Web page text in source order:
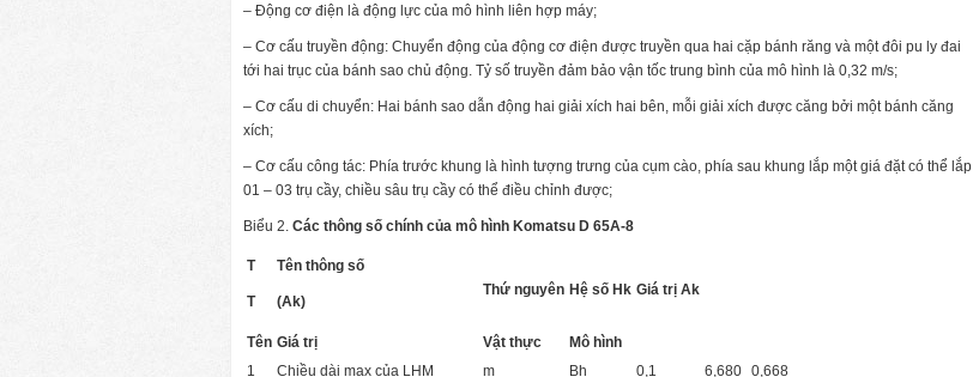
– Động cơ điện là động lực của mô hình liên hợp máy;
– Cơ cấu truyền động: Chuyển động của động cơ điện được truyền qua hai cặp bánh răng và một đôi pu ly đai
tới hai trục của bánh sao chủ động. Tỷ số truyền đảm bảo vận tốc trung bình của mô hình là 0,32 m/s;
– Cơ cấu di chuyển: Hai bánh sao dẫn động hai giải xích hai bên, mỗi giải xích được căng bởi một bánh căng
xích;
– Cơ cấu công tác: Phía trước khung là hình tượng trưng của cụm cào, phía sau khung lắp một giá đặt có thể lắp
01 – 03 trụ cầy, chiều sâu trụ cầy có thể điều chỉnh được;
Biểu 2. Các thông số chính của mô hình Komatsu D 65A-8
T
T
Tên thông số
(Ak)
Thứ nguyên Hệ số Hk Giá trị Ak
Tên Giá trị Vật thực
Mô hình
1
Chiều dài max của LHM m Bh 0,1 6,680 0,668